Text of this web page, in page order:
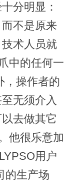
分明显：
不是原来
术人员就
中的任何一
，操作者的
无须介入
去做其它
他很乐意加
用户
的生产场